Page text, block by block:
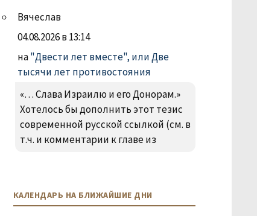
Вячеслав
04.08.2026 в 13:14
на"Двести лет вместе", или Две
тысячи лет противостояния
«… Слава Израилю и его Донорам.»
Хотелось бы дополнить этот тезис
современной русской ссылкой (см. в
т.ч. и комментарии к главе из
КАЛЕНДАРЬ НА БЛИЖАЙШИЕ ДНИ